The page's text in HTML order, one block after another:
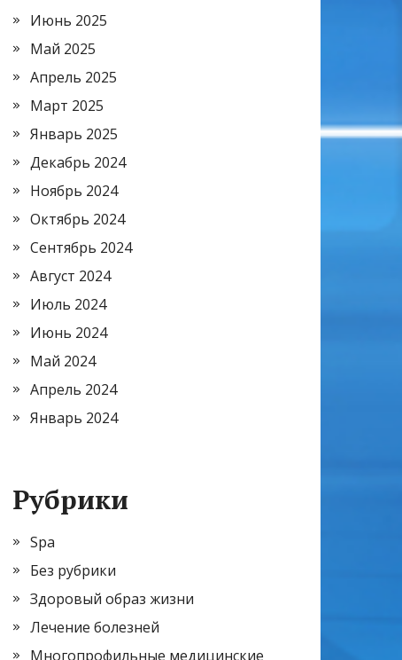
Июнь 2025
Май 2025
Апрель 2025
Март 2025
Январь 2025
Декабрь 2024
Ноябрь 2024
Октябрь 2024
Сентябрь 2024
Август 2024
Июль 2024
Июнь 2024
Май 2024
Апрель 2024
Январь 2024
Рубрики
Spa
Без рубрики
Здоровый образ жизни
Лечение болезней
Многопрофильные медицинские